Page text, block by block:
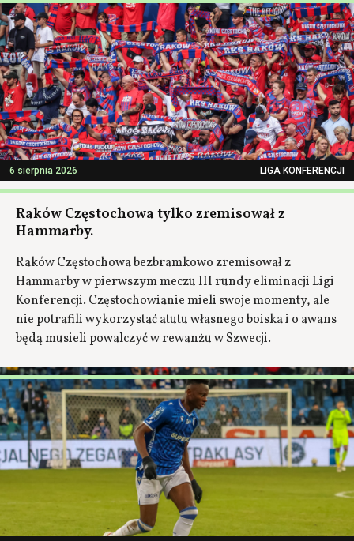
6 sierpnia 2026 LIGA KONFERENCJI
Raków Częstochowa tylko zremisował z
Hammarby.
Raków Częstochowa bezbramkowo zremisował z
Hammarby w pierwszym meczu III rundy eliminacji Ligi
Konferencji. Częstochowianie mieli swoje momenty, ale
nie potrafili wykorzystać atutu własnego boiska i o awans
będą musieli powalczyć w rewanżu w Szwecji.